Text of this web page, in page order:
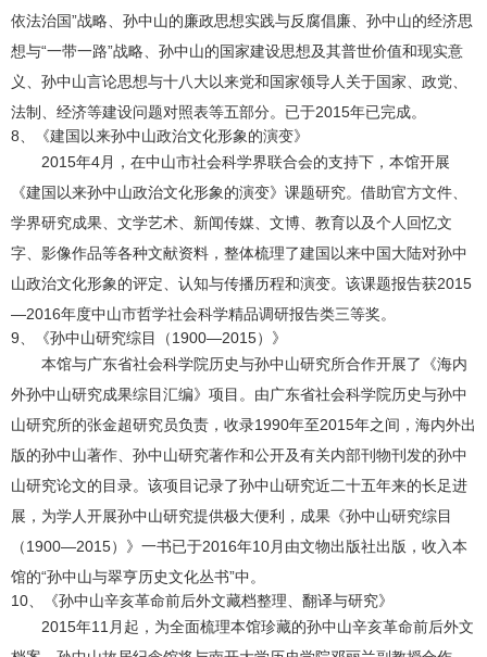
依法治国”战略、孙中山的廉政思想实践与反腐倡廉、孙中山的经济思
想与“一带一路”战略、孙中山的国家建设思想及其普世价值和现实意
义、孙中山言论思想与十八大以来党和国家领导人关于国家、政党、
法制、经济等建设问题对照表等五部分。已于2015年已完成。
8、《建国以来孙中山政治文化形象的演变》
2015年4月，在中山市社会科学界联合会的支持下，本馆开展
《建国以来孙中山政治文化形象的演变》课题研究。借助官方文件、
学界研究成果、文学艺术、新闻传媒、文博、教育以及个人回忆文
字、影像作品等各种文献资料，整体梳理了建国以来中国大陆对孙中
山政治文化形象的评定、认知与传播历程和演变。该课题报告获2015
—2016年度中山市哲学社会科学精品调研报告类三等奖。
9、《孙中山研究综目（1900—2015）》
本馆与广东省社会科学院历史与孙中山研究所合作开展了《海内
外孙中山研究成果综目汇编》项目。由广东省社会科学院历史与孙中
山研究所的张金超研究员负责，收录1990年至2015年之间，海内外出
版的孙中山著作、孙中山研究著作和公开及有关内部刊物刊发的孙中
山研究论文的目录。该项目记录了孙中山研究近二十五年来的长足进
展，为学人开展孙中山研究提供极大便利，成果《孙中山研究综目
（1900—2015）》一书已于2016年10月由文物出版社出版，收入本
馆的“孙中山与翠亨历史文化丛书”中。
10、《孙中山辛亥革命前后外文藏档整理、翻译与研究》
2015年11月起，为全面梳理本馆珍藏的孙中山辛亥革命前后外文